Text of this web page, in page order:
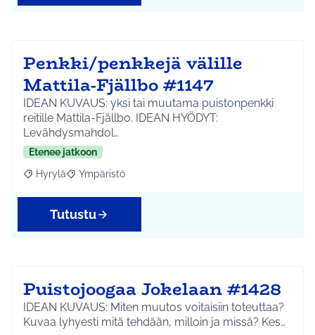
Penkki/penkkejä välille
Mattila-Fjällbo #1147
IDEAN KUVAUS: yksi tai muutama puistonpenkki
reitille Mattila-Fjällbo. IDEAN HYÖDYT:
Levähdysmahdol…
Etenee jatkoon
Rajaa tulokset aihepiirin mukaan: Hyrylä
Hyrylä Rajaa tulokset teeman mukaan: Ympäristö
Ympäristö
Tutustu
Puistojoogaa Jokelaan #1428
IDEAN KUVAUS: Miten muutos voitaisiin toteuttaa?
Kuvaa lyhyesti mitä tehdään, milloin ja missä? Kes…